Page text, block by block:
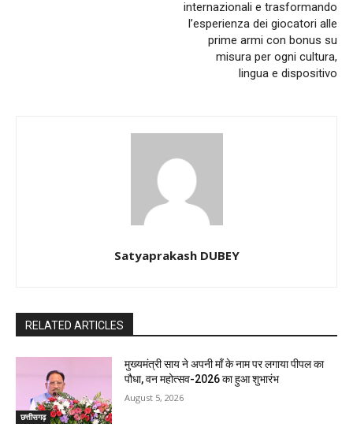
internazionali e trasformando
l’esperienza dei giocatori alle
prime armi con bonus su
misura per ogni cultura,
lingua e dispositivo
Satyaprakash DUBEY
RELATED ARTICLES
छत्तीसगढ़
मुख्यमंत्री साय ने अपनी माँ के नाम पर लगाया पीपल का
पौधा, वन महोत्सव-2026 का हुआ शुभारंभ
August 5, 2026